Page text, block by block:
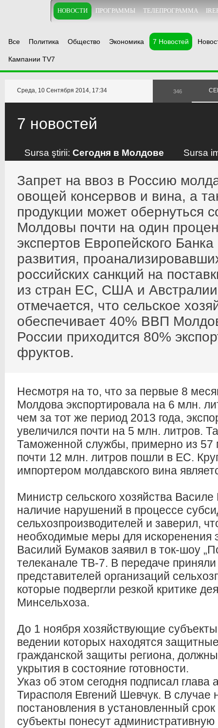
НОВОСТИ ПРОГРАММЫ ТЕЛЕПРОГРАММА
Все Политика Общество Экономика 7 Новостей
Кампании TV7
Среда, 10 Сентября 2014, 17:34 346
7 новостей
Sursa ştirii: Сегодня в Молдове Sursa
Запрет на ввоз в Россию
овощей консервов и вина, а
продукции может обернуться
Молдовы почти на один
экспертов Европейского
развития,
российских санкций на
из стран ЕС, США и
отмечается, что сельское
обеспечивает 40% ВВП
России приходится 80%
фруктов.
Несмотря на то, что за первые 8
Молдова экспортировала на 6 млн.
чем за тот же период 2013 года,
увеличился почти на 5 млн. литров.
Таможенной службы, примерно из 57
почти 12 млн. литров пошли в ЕС.
импортером молдавского вина
Министр сельского хозяйства
наличие нарушений в процессе
сельхозпроизводителей и заверил,
необходимые меры для искоренения
Василий Бумаков заявил в ток-шоу
телеканале ТВ-7. В передаче приняли
представителей организаций
которые подвергли резкой критике
Минсельхоза.
До 1 ноября хозяйствующие
ведении которых находятся
гражданской защиты региона,
укрытия в состояние готовности.
Указ об этом сегодня подписал глава
Тирасполя Евгений Шевчук. В случае
постановления в установленный
субъекты понесут административную